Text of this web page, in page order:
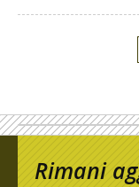
Rimani